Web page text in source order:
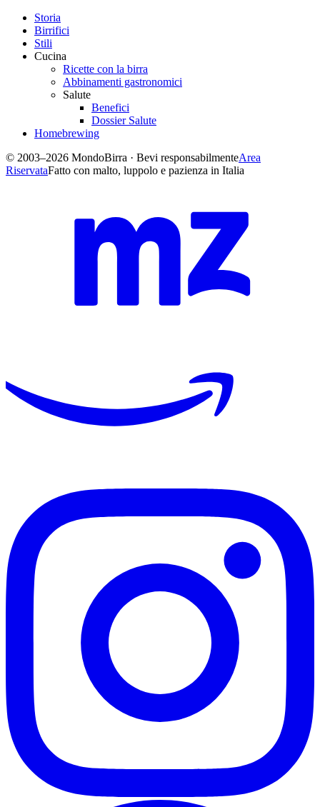
Storia
Birrifici
Stili
Cucina
Ricette con la birra
Abbinamenti gastronomici
Salute
Benefici
Dossier Salute
Homebrewing
© 2003–2026 MondoBirra · Bevi responsabilmenteArea
RiservataFatto con malto, luppolo e pazienza in Italia